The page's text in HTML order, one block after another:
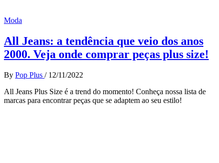
Moda
All Jeans: a tendência que veio dos anos
2000. Veja onde comprar peças plus size!
By Pop Plus / 12/11/2022
All Jeans Plus Size é a trend do momento! Conheça nossa lista de
marcas para encontrar peças que se adaptem ao seu estilo!